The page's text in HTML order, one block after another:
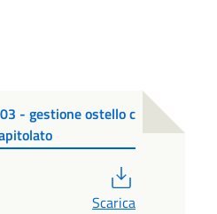
- gestione ostello c
Scarica